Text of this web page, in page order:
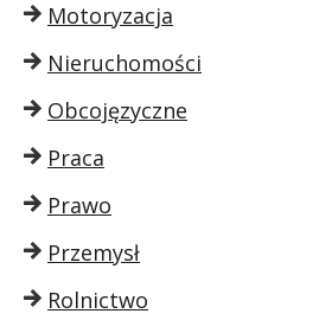
Motoryzacja
Nieruchomości
Obcojęzyczne
Praca
Prawo
Przemysł
Rolnictwo